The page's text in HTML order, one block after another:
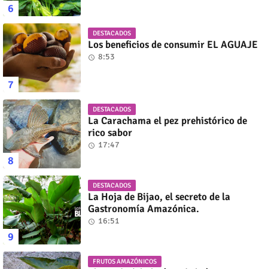
DESTACADOS
Los beneficios de consumir EL AGUAJE
8:53
DESTACADOS
La Carachama el pez prehistórico de
rico sabor
17:47
DESTACADOS
La Hoja de Bijao, el secreto de la
Gastronomía Amazónica.
16:51
FRUTOS AMAZÓNICOS